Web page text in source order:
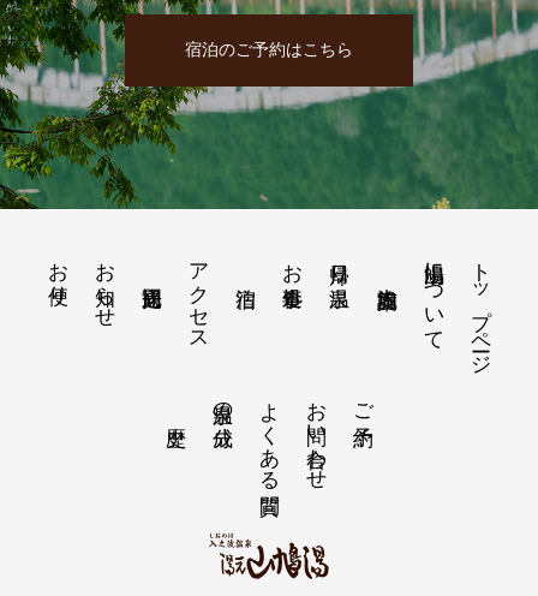
宿泊のご予約はこちら
トップページ
山鳩湯について
日帰り温泉
お食事処
アクセス
お知らせ
お便り
ご予約
お問い合わせ
よくある質問
温泉の成分